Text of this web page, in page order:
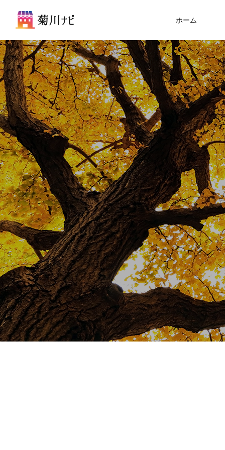
ホーム
リ」のランチで
？【菊川グルメ
観光スポット
FEATURE
3
【菊川観音 西福寺】洞窟探検から
じまで、家族で楽しめる菊川の隠れ
【菊川観光スポット】
食
TABERU
菊川で定番のグルメから、気軽に立
寄れるようなスイーツ店まで、菊川
「食」をご紹介いたします。
Warning
Warning
content/themes/meets_tcd086/functions/